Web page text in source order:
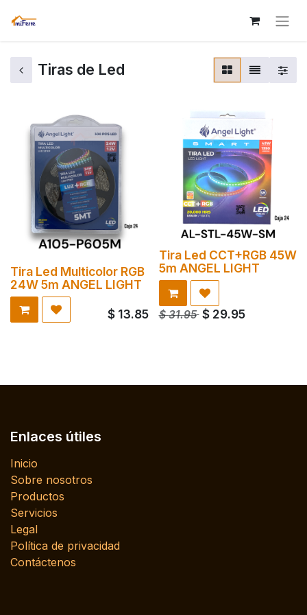
Tiras de Led
Tira Led Multicolor RGB
24W 5m ANGEL LIGHT
$ 13.85
Tira Led CCT+RGB 45W
5m ANGEL LIGHT
$31.95 $ 29.95
Enlaces útiles
Inicio
Sobre nosotros
Productos
Servicios
Legal
Política de privacidad
Contáctenos